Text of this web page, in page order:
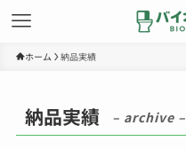
ホーム 納品実績
納品実績 – archive –